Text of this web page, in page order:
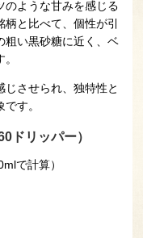
のような甘みを感じる
と比べて、個性が引
粗い黒砂糖に近く、ベ
させられ、独特性と
す。
ドリッパー）
で計算）